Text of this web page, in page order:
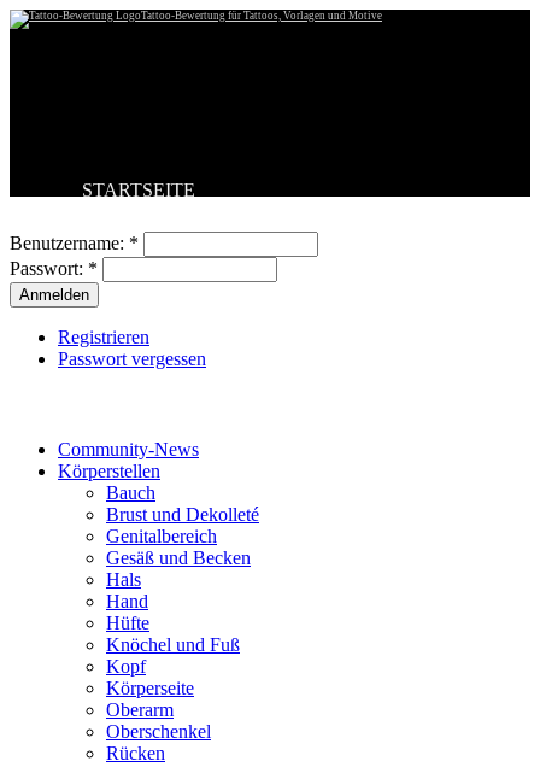
Tattoo-Bewertung für Tattoos, Vorlagen und Motive
STARTSEITE
BESTE TATTOOS
NEUESTE TATTOOS
KOMMENTARE
FORUM
Benutzername: *
Passwort: *
Registrieren
Passwort vergessen
Community-News
Körperstellen
Bauch
Brust und Dekolleté
Genitalbereich
Gesäß und Becken
Hals
Hand
Hüfte
Knöchel und Fuß
Kopf
Körperseite
Oberarm
Oberschenkel
Rücken